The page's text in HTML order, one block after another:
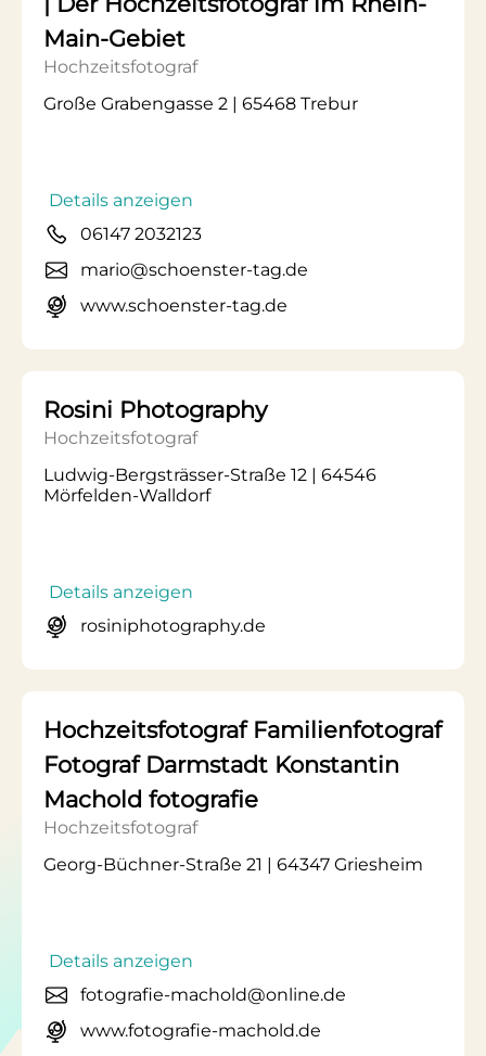
Main-Gebiet
Hochzeitsfotograf
Große Grabengasse 2 | 65468 Trebur
Details anzeigen
06147 2032123
mario@schoenster-tag.de
www.schoenster-tag.de
Rosini Photography
Hochzeitsfotograf
Ludwig-Bergsträsser-Straße 12 | 64546
Mörfelden-Walldorf
Details anzeigen
rosiniphotography.de
Hochzeitsfotograf Familienfotograf
Fotograf Darmstadt Konstantin
Machold fotografie
Hochzeitsfotograf
Georg-Büchner-Straße 21 | 64347 Griesheim
Details anzeigen
fotografie-machold@online.de
www.fotografie-machold.de